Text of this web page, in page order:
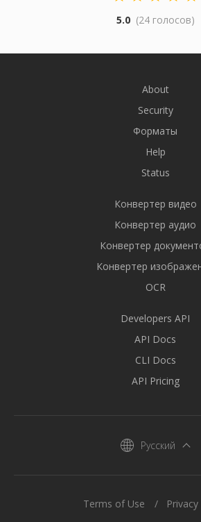
5.0 (24 голосов)
About
Security
Форматы
Help
Status
Конвертер видео
Конвертер аудио
Конвертер
Конвертер
OCR
Developers API
API Docs
CLI Docs
API Pricing
Русский
Terms of Use